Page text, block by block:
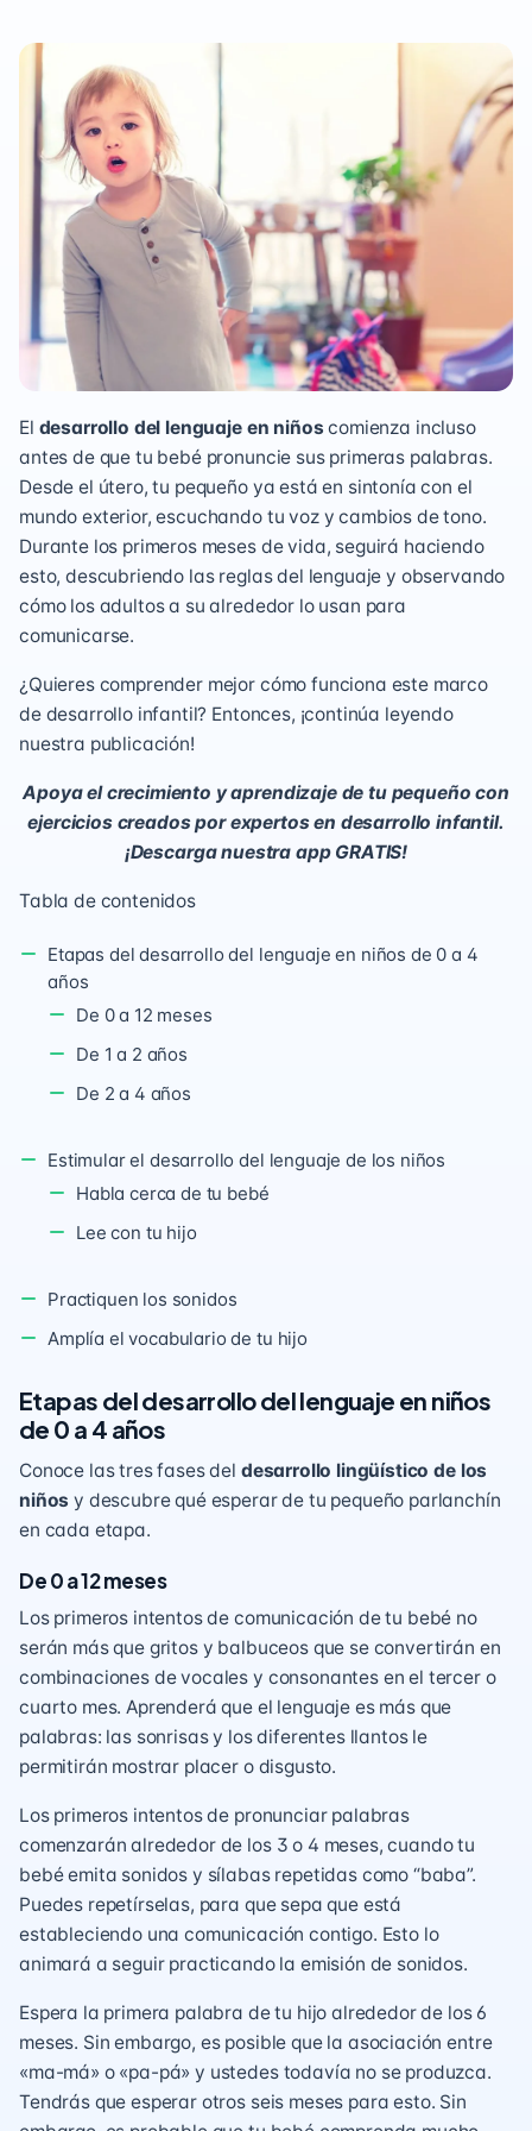
El desarrollo del lenguaje en niños comienza incluso
antes de que tu bebé pronuncie sus primeras palabras.
Desde el útero, tu pequeño ya está en sintonía con el
mundo exterior,escuchando tu voz y cambios de tono.
Durante los primeros meses de vida, seguirá haciendo
esto, descubriendo las reglas del lenguaje y observando
cómo los adultos a su alrededor lo usan para
comunicarse.
¿Quieres comprender mejor cómo funciona este marco
de desarrollo infantil? Entonces, ¡continúa leyendo
nuestra publicación!
Apoya el crecimiento y aprendizaje de tu pequeño con
ejercicios creados por expertos en desarrollo infantil.
¡Descarga nuestra app GRATIS!
Tabla de contenidos
Etapas del desarrollo del lenguaje en niños de 0 a 4
años
De 0 a 12 meses
De 1 a 2 años
De 2 a 4 años
Estimular el desarrollo del lenguaje de los niños
Habla cerca de tu bebé
Lee con tu hijo
Practiquen los sonidos
Amplía el vocabulario de tu hijo
Etapas del desarrollo del lenguaje en niños
de 0 a 4 años
Conoce las tres fases del desarrollo lingüístico de los
niños y descubre qué esperar de tu pequeño parlanchín
en cada etapa.
De 0 a 12 meses
Los primeros intentos de comunicación de tu bebé no
serán más que gritos y balbuceos que se convertirán en
combinaciones de vocales y consonantes en el tercer o
cuarto mes. Aprenderá que el lenguaje es más que
palabras: las sonrisas y los diferentes llantos le
permitirán mostrar placer o disgusto.
Los primeros intentos de pronunciar palabras
comenzarán alrededor de los 3 o 4 meses, cuando tu
bebé emita sonidos y sílabas repetidas como “baba”.
Puedes repetírselas, para que sepa que está
estableciendo una comunicación contigo. Esto lo
animará a seguir practicando la emisión de sonidos.
Espera la primera palabra de tu hijo alrededor de los 6
meses. Sin embargo, es posible que la asociación entre
«ma-má» o «pa-pá» y ustedes todavía no se produzca.
Tendrás que esperar otros seis meses para esto. Sin